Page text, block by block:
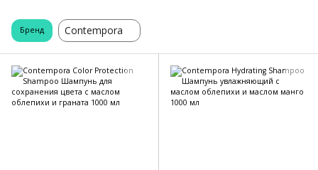
Бренд Contempora